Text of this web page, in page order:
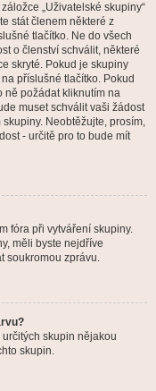
„Uživatelské skupiny“
stát členem některé z
tlačítko. Ne do všech
o členství schválit, některé
skryté. Pokud je skupiny
příslušné tlačítko. Pokud
ně požádat kliknutím na
muset schválit vaši žádost
Neobtěžujte, prosím,
- určitě pro to bude mít
fóra při vytváření skupiny.
měli byste nejdříve
soukromou zprávu.
skupin nějakou
skupin.